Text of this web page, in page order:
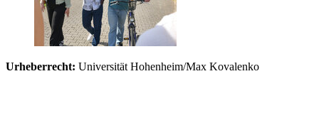
Urheberrecht: Universität Hohenheim/Max Kovalenko